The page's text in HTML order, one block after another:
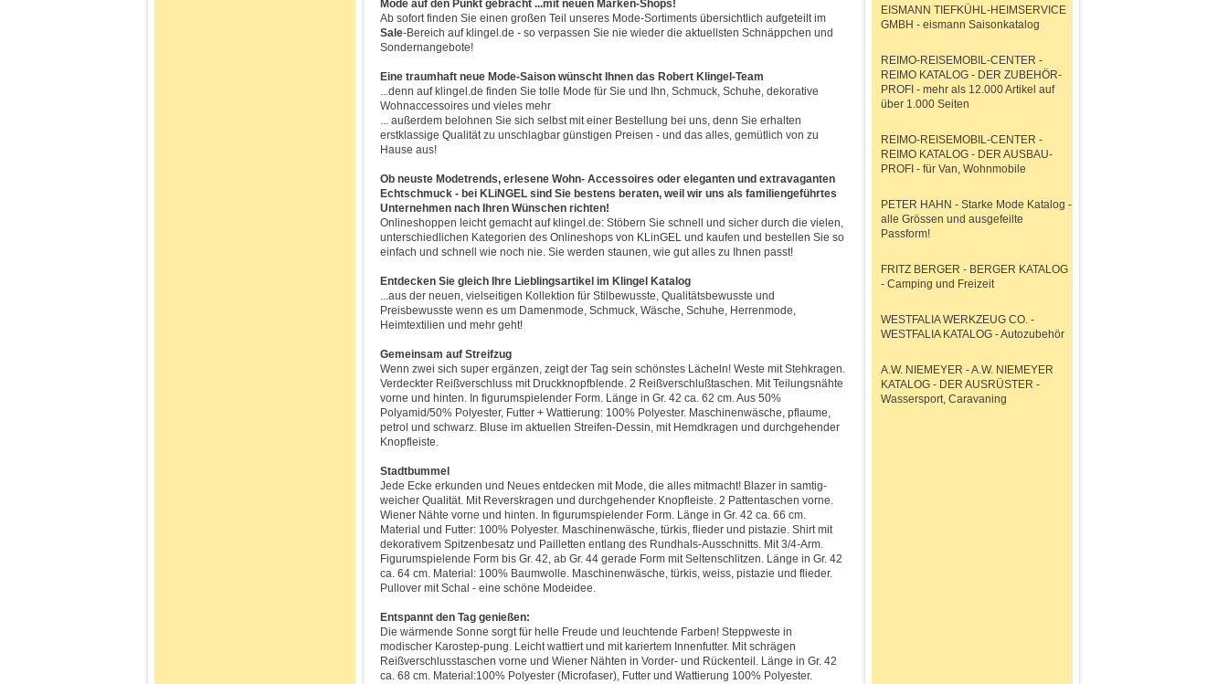
Mode auf den Punkt gebracht ...mit neuen Marken-Shops!
Ab sofort finden Sie einen großen Teil unseres Mode-Sortiments übersichtlich aufgeteilt im
Sale-Bereich auf klingel.de - so verpassen Sie nie wieder die aktuellsten Schnäppchen und
Sondernangebote!
Eine traumhaft neue Mode-Saison wünscht Ihnen das Robert Klingel-Team
...denn auf klingel.de finden Sie tolle Mode für Sie und Ihn, Schmuck, Schuhe, dekorative
Wohnaccessoires und vieles mehr
... außerdem belohnen Sie sich selbst mit einer Bestellung bei uns, denn Sie erhalten
erstklassige Qualität zu unschlagbar günstigen Preisen - und das alles, gemütlich von zu
Hause aus!
Ob neuste Modetrends, erlesene Wohn- Accessoires oder eleganten und extravaganten
Echtschmuck - bei KLiNGEL sind Sie bestens beraten, weil wir uns als familiengeführtes
Unternehmen nach Ihren Wünschen richten!
Onlineshoppen leicht gemacht auf klingel.de: Stöbern Sie schnell und sicher durch die vielen,
unterschiedlichen Kategorien des Onlineshops von KLinGEL und kaufen und bestellen Sie so
einfach und schnell wie noch nie. Sie werden staunen, wie gut alles zu Ihnen passt!
Entdecken Sie gleich Ihre Lieblingsartikel im Klingel Katalog
...aus der neuen, vielseitigen Kollektion für Stilbewusste, Qualitätsbewusste und
Preisbewusste wenn es um Damenmode, Schmuck, Wäsche, Schuhe, Herrenmode,
Heimtextilien und mehr geht!
Gemeinsam auf Streifzug
Wenn zwei sich super ergänzen, zeigt der Tag sein schönstes Lächeln! Weste mit Stehkragen.
Verdeckter Reißverschluss mit Druckknopfblende. 2 Reißverschlußtaschen. Mit Teilungsnähte
vorne und hinten. In figurumspielender Form. Länge in Gr. 42 ca. 62 cm. Aus 50%
Polyamid/50% Polyester, Futter + Wattierung: 100% Polyester. Maschinenwäsche, pflaume,
petrol und schwarz. Bluse im aktuellen Streifen-Dessin, mit Hemdkragen und durchgehender
Knopfleiste.
Stadtbummel
Jede Ecke erkunden und Neues entdecken mit Mode, die alles mitmacht! Blazer in samtig-
weicher Qualität. Mit Reverskragen und durchgehender Knopfleiste. 2 Pattentaschen vorne.
Wiener Nähte vorne und hinten. In figurumspielender Form. Länge in Gr. 42 ca. 66 cm.
Material und Futter: 100% Polyester. Maschinenwäsche, türkis, flieder und pistazie. Shirt mit
dekorativem Spitzenbesatz und Pailletten entlang des Rundhals-Ausschnitts. Mit 3/4-Arm.
Figurumspielende Form bis Gr. 42, ab Gr. 44 gerade Form mit Seltenschlitzen. Länge in Gr. 42
ca. 64 cm. Material: 100% Baumwolle. Maschinenwäsche, türkis, weiss, pistazie und flieder.
Pullover mit Schal - eine schöne Modeidee.
Entspannt den Tag genießen:
Die wärmende Sonne sorgt für helle Freude und leuchtende Farben! Steppweste in
modischer Karostep-pung. Leicht wattiert und mit kariertem Innenfutter. Mit schrägen
Reißverschlusstaschen vorne und Wiener Nähten in Vorder- und Rückenteil. Länge in Gr. 42
ca. 68 cm. Material:100% Polyester (Microfaser), Futter und Wattierung 100% Polyester.
EISMANN TIEFKÜHL-HEIMSERVICE
GMBH - eismann Saisonkatalog
REIMO-REISEMOBIL-CENTER -
REIMO KATALOG - DER ZUBEHÖR-
PROFI - mehr als 12.000 Artikel auf
über 1.000 Seiten
REIMO-REISEMOBIL-CENTER -
REIMO KATALOG - DER AUSBAU-
PROFI - für Van, Wohnmobile
PETER HAHN - Starke Mode Katalog -
alle Grössen und ausgefeilte
Passform!
FRITZ BERGER - BERGER KATALOG
- Camping und Freizeit
WESTFALIA WERKZEUG CO. -
WESTFALIA KATALOG - Autozubehör
A.W. NIEMEYER - A.W. NIEMEYER
KATALOG - DER AUSRÜSTER -
Wassersport, Caravaning